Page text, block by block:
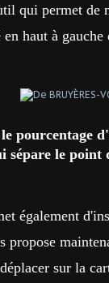
qui permet de
haut à
le pourcentage
sépare le
également
propose
sur la